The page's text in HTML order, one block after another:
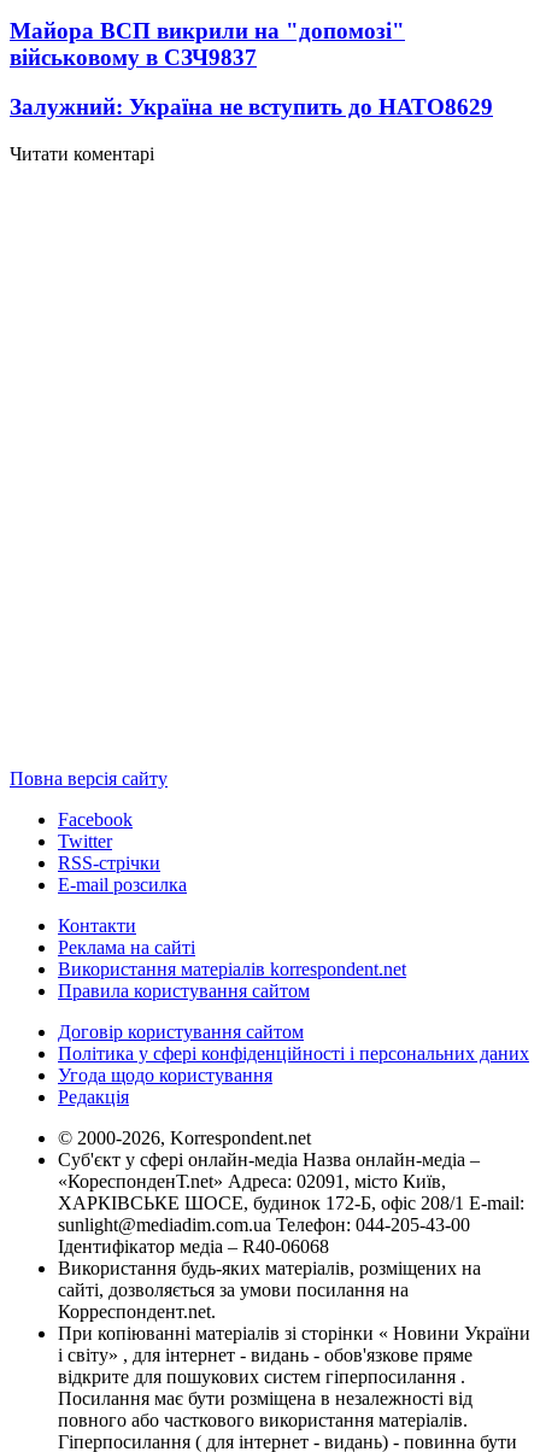
Майора ВСП викрили на "допомозі"
військовому в СЗЧ9837
Залужний: Україна не вступить до НАТО8629
Читати коментарі
Повна версія сайту
Facebook
Twitter
RSS-стрічки
E-mail розсилка
Контакти
Реклама на сайті
Використання матеріалів korrespondent.net
Правила користування сайтом
Договір користування сайтом
Політика у сфері конфіденційності і персональних даних
Угода щодо користування
Редакція
© 2000-2026, Korrespondent.net
Суб'єкт у сфері онлайн-медіа Назва онлайн-медіа –
«КореспонденТ.net» Адреса: 02091, місто Київ,
ХАРКІВСЬКЕ ШОСЕ, будинок 172-Б, офіс 208/1 E-mail:
sunlight@mediadim.com.ua Телефон: 044-205-43-00
Ідентифікатор медіа – R40-06068
Використання будь-яких матеріалів, розміщених на
сайті, дозволяється за умови посилання на
Корреспондент.net.
При копіюванні матеріалів зі сторінки « Новини України
і світу» , для інтернет - видань - обов'язкове пряме
відкрите для пошукових систем гіперпосилання .
Посилання має бути розміщена в незалежності від
повного або часткового використання матеріалів.
Гіперпосилання ( для інтернет - видань) - повинна бути